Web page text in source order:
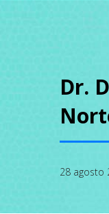
Dr.
28 agosto